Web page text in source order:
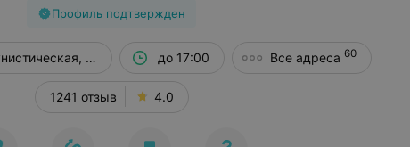
Профиль подтвержден
23 до 17:00 Все адреса 60
1241 отзыв 4.0